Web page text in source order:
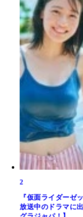
2
『仮面ライダー
放送中のドラマに